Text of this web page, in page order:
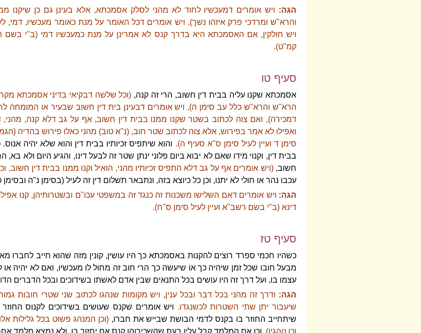
הגה: ויש אומרים דמעכשיו לחוד לא מהני לסלק אסמכתא, אלא בעינן גם כן שיקנו
והרא"ש ומרדכי פרק איזהו נשך), ויש אומרים דכל האומר על מנת כאומר מעכשיו, דמי,
ויש חולקין, אם האסמכתא היא בדרך קנס לא אמרינן על מנת כמעכשיו דמי (ב"י
קמ"ט).
סעיף טו
אסמכתא שקנו עליה בבית דין חשוב, הרי זה קנה, (וכל שלשה דבקיאי בדיני אסמכתא
הרא"ש והרא"ש כלל עב סימן ה), ויש אומרים דבעינן בית דין חשוב שבעיר או המומחה
דמכירה), ואם צוה לכתוב בשטר שקנו ממנו בבית דין חשוב, אף על גב דלא קנה, מהני,
ואפילו לא אמר בפירוש, אלא צוה לכתוב שטר חוב, (נ"א טוב) מהני כאלו פירוש בהדיה
סימן ד ועיין לעיל סימן ס"א סעיף ה). והוא שיתפיס זכיותיו בבית דין והוא שלא יהיה
בבית דין, וקנוי מידו שאם לא יבוא ביום פלוני ינתן שטר זה לבעל דינו, והגיע היום ולא בא,
חשוב, (ויש אומרים אף על גב דלא התפיס זכיותיו מהני, הואיל וקנו ממנו בבית דין חשוב,
עכבו נהר או חולי לא יתנו, וכן כל כיוצא בזה, ונתבאר תשלום דין זה לעיל (בסימן נ"ה ובסימן
הגה: ויש אומרים דאם השלישו משכנות זה כנגד זה במשפטי עכו"ם ובשטרותיהן, קנו
דינא (ב"י בשם רשב"א ועיין לעיל סימן ס"ח).
סעיף טז
כשהיו חכמי ספרד רוצים להקנות באסמכתא כך היו עושין, קונין מזה שהוא חייב לחברו
מבעל חובו שכל זמן שיהיה כך או שיעשה כך הרי חוב זה מחול לו מעכשיו, ואם לא יהיה או
עצמו בו, ועל דרך זה היו עושים בכל התנאים שבין אדם לאשתו בשידוכים ובכל הדברים
הגה: ודרך זה מהני בכל דבר ובכל ענין, ויש מקומות שנהגו לכתוב שני שטרי חובות
שיעבור יתן שתי השטרות לכשנגדו. ויש אומרים שקנס שעושים בשידוכים לקנוס
שיתחייב החוזר בו בקנס לדמי הבושת שבייש את חברו,(וכן המנהג פשוט בכל גלילות
וכן נוהגין), וכן אם המלמד קבל עליו בעת שהשכירוהו קנס אם יחזור בו, ולא נמצא מלמד